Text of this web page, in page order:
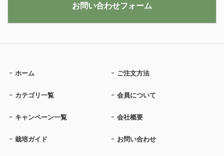
ホーム ご注文方法
カテゴリ一覧 会員について
キャンペーン一覧 会社概要
栽培ガイド お問い合わせ
お問い合わせフォーム